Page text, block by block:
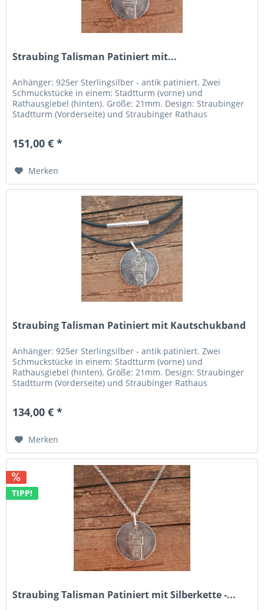
Straubing Talisman Patiniert mit...
Anhänger: 925er Sterlingsilber - antik patiniert. Zwei
Schmuckstücke in einem: Stadtturm (vorne) und
Rathausgiebel (hinten). Größe: 21mm. Design: Straubinger
Stadtturm (Vorderseite) und Straubinger Rathaus
(Deutschlands „Goldstadt“). Kette: Elegantes...
151,00 € *
Merken
Straubing Talisman Patiniert mit Kautschukband
Anhänger: 925er Sterlingsilber - antik patiniert. Zwei
Schmuckstücke in einem: Stadtturm (vorne) und
Rathausgiebel (hinten). Größe: 21mm. Design: Straubinger
Stadtturm (Vorderseite) und Straubinger Rathaus
(Deutschlands „Goldstadt“). Kette: Schönes
134,00 € *
Merken
TIPP!
Straubing Talisman Patiniert mit Silberkette -...